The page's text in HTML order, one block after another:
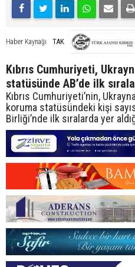
Haber Kaynağı TAK
Kıbrıs Cumhuriyeti,
statüsünde AB’de ilk
Kıbrıs Cumhuriyeti’nin,
koruma statüsündeki kişi
Birliği’nde ilk sıralarda yer